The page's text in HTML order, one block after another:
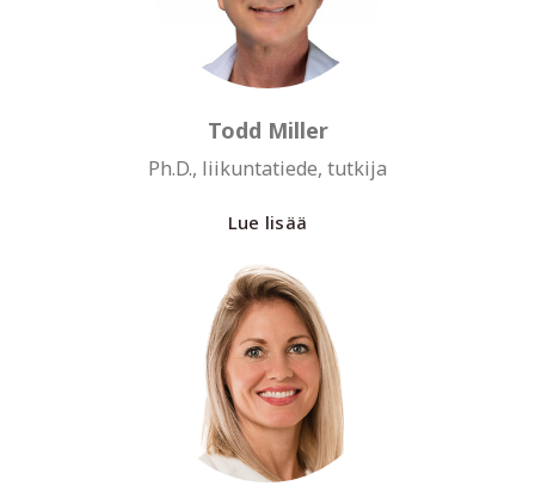
Todd Miller
Ph.D., liikuntatiede, tutkija
Lue lisää